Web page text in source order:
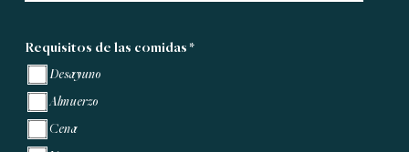
Requisitos de las comidas *
Desayuno
Almuerzo
Cena